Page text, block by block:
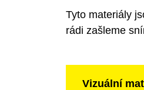
Tyto materiály
rádi zašleme
Vizuální